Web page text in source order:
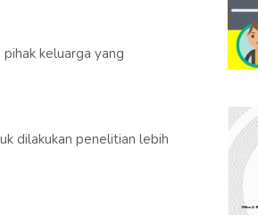
keluarga yang
dilakukan penelitian lebih